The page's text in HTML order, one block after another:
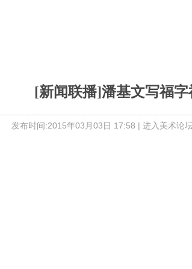
[新闻联播]潘基文写福
发布时间:2015年03月03日 17:58 | 进入美术论